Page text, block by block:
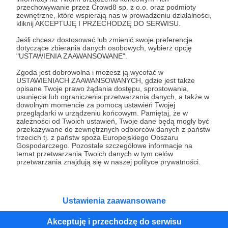
przechowywanie przez Crowd8 sp. z o.o. oraz podmioty
zewnętrzne, które wspierają nas w prowadzeniu działalności,
kliknij AKCEPTUJĘ I PRZECHODZĘ DO SERWISU.
Jeśli chcesz dostosować lub zmienić swoje preferencje
dotyczące zbierania danych osobowych, wybierz opcję
"USTAWIENIA ZAAWANSOWANE".
Zgoda jest dobrowolna i możesz ją wycofać w
USTAWIENIACH ZAAWANSOWANYCH, gdzie jest także
opisane Twoje prawo żądania dostępu, sprostowania,
usunięcia lub ograniczenia przetwarzania danych, a także w
dowolnym momencie za pomocą ustawień Twojej
przeglądarki w urządzeniu końcowym. Pamiętaj, że w
zależności od Twoich ustawień, Twoje dane będą mogły być
przekazywane do zewnętrznych odbiorców danych z państw
trzecich tj. z państw spoza Europejskiego Obszaru
Gospodarczego. Pozostałe szczegółowe informacje na
temat przetwarzania Twoich danych w tym celów
przetwarzania znajdują się w naszej polityce prywatności.
Ustawienia zaawansowane
Akceptuję i przechodzę do serwisu
Stworzyłam już kilkadziesiąt odcinków Zabaw
Jedzeniem - wywiadów i audio felietonów o
kuchni, ludziach, historii i kulturze.
Rozwiń opis
Słuchaj w Patronite Audio!
SłuchajZabawy Jedzeniemw aplikacji Patronite
Audio.
Pobierz aplikację na swój telefon lub słuchaj w
przeglądarce.
Słuchaj